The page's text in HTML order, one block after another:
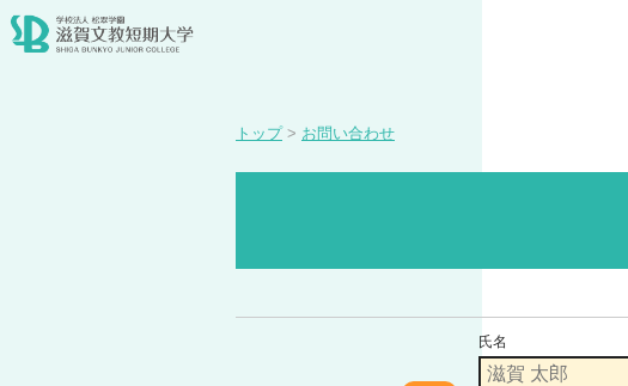
トップ > お問い合わせ
氏名